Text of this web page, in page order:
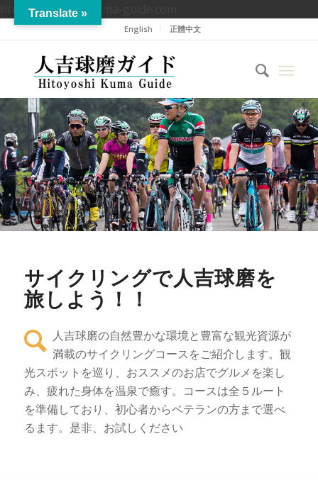
https://hitoyoshikuma-guide.com
English 正體中文
サイクリングで人吉球磨を
旅しよう！！
人吉球磨の自然豊かな環境と豊富な観光資源が
満載のサイクリングコースをご紹介します。観
光スポットを巡り、おススメのお店でグルメを楽し
み、疲れた身体を温泉で癒す。コースは全５ルート
を準備しており、初心者からベテランの方まで選べ
るます。是非、お試しください
Translate »